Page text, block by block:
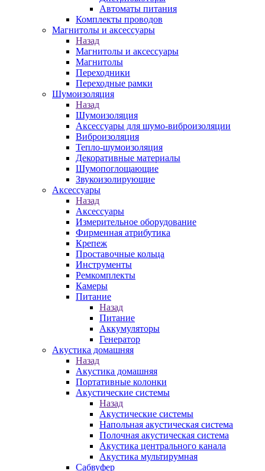
Автоматы питания
Комплекты проводов
Магнитолы и аксессуары
Назад
Магнитолы и аксессуары
Магнитолы
Переходники
Переходные рамки
Шумоизоляция
Назад
Шумоизоляция
Аксессуары для шумо-виброизоляции
Виброизоляция
Тепло-шумоизоляция
Декоративные материалы
Шумопоглощающие
Звукоизолирующие
Аксессуары
Назад
Аксессуары
Измерительное оборудование
Фирменная атрибутика
Крепеж
Проставочные кольца
Инструменты
Ремкомплекты
Камеры
Питание
Назад
Питание
Аккумуляторы
Генератор
Акустика домашняя
Назад
Акустика домашняя
Портативные колонки
Акустические системы
Назад
Акустические системы
Напольная акустическая система
Полочная акустическая система
Акустика центрального канала
Акустика мультирумная
Сабвуфер